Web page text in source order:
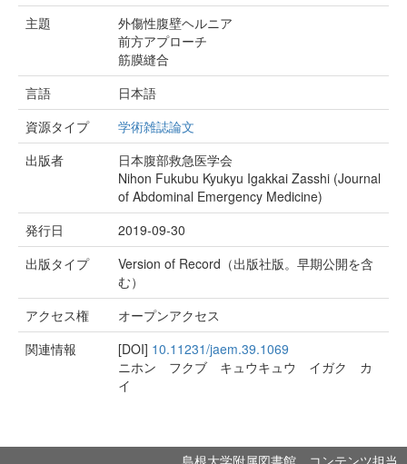
主題
外傷性腹壁ヘルニア
前方アプローチ
筋膜縫合
言語
日本語
資源タイプ
学術雑誌論文
出版者
日本腹部救急医学会
Nihon Fukubu Kyukyu Igakkai Zasshi (Journal
of Abdominal Emergency Medicine)
発行日
2019-09-30
出版タイプ
Version of Record（出版社版。早期公開を含
む）
アクセス権
オープンアクセス
関連情報
[DOI] 10.11231/jaem.39.1069
ニホン フクブ キュウキュウ イガク カ
イ